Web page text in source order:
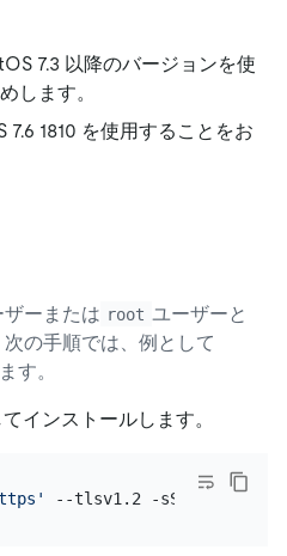
7.3 以降のバージョンを使
します。
7.6 1810 を使用することをお
ーまたは root ユーザーと
の手順では、例として
す。
インストールします。